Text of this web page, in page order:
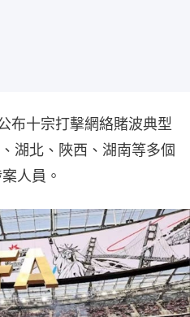
布十宗打擊網絡賭波典型
湖北、陜西、湖南等多個
人員。